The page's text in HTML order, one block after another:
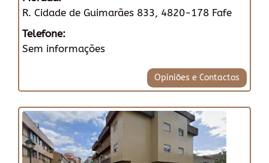
R. Cidade de Guimarães 833, 4820-178 Fafe
Telefone:
Sem informações
Opiniões e Contactos